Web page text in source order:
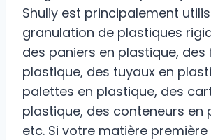
Shuliy est principalement
granulation de plastiques
des paniers en plastique, des
plastique, des tuyaux en
palettes en plastique, des
plastique, des conteneurs en
etc. Si votre matière